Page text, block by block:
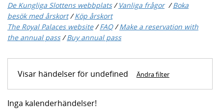
De Kungliga Slottens webbplats/Vanliga frågor /Boka
besök med årskort/Köp årskort
The Royal Palaces website/ FAQ/Make a reservation with
the annual pass/Buy annual pass
Visar händelser för undefined Ändra filter
Inga kalenderhändelser!